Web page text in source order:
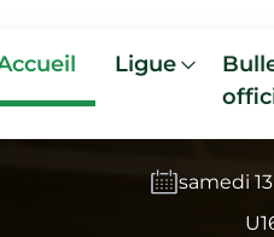
Ligue
samedi